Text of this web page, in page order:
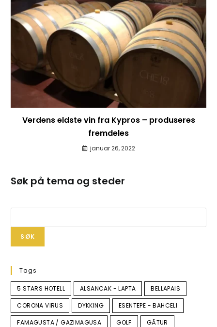
Verdens eldste vin fra Kypros – produseres
fremdeles
januar 26, 2022
Søk på tema og steder
SØK
Tags
5 STARS HOTELL ALSANCAK - LAPTA BELLAPAIS
CORONA VIRUS DYKKING ESENTEPE - BAHCELI
FAMAGUSTA / GAZIMAGUSA GOLF GÅTUR